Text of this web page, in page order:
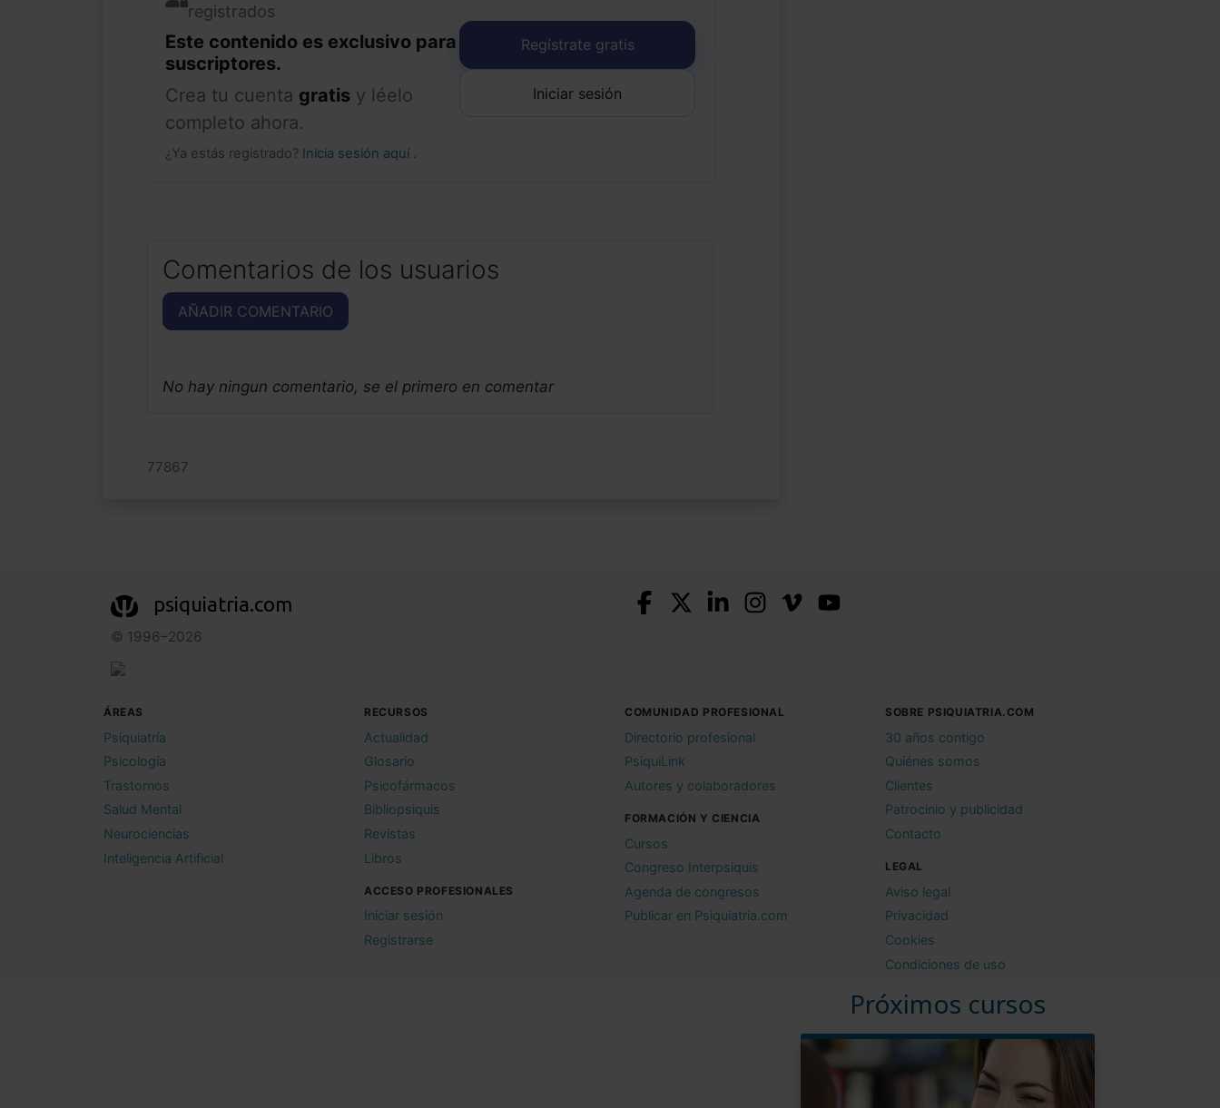
registrados
Este contenido es exclusivo para
suscriptores.
Crea tu cuenta gratis y léelo
completo ahora.
¿Ya estás registrado? Inicia sesión aquí .
Regístrate gratis
Iniciar sesión
Comentarios de los usuarios
AÑADIR COMENTARIO
No hay ningun comentario, se el primero en comentar
77867
Próximos cursos
psiquiatria.com
© 1996–2026
ÁREAS
Psiquiatría
Psicología
Trastornos
Salud Mental
Neurociencias
Inteligencia Artificial
RECURSOS
Actualidad
Glosario
Psicofármacos
Bibliopsiquis
Revistas
Libros
ACCESO PROFESIONALES
Iniciar sesión
Registrarse
COMUNIDAD PROFESIONAL
Directorio profesional
PsiquiLink
Autores y colaboradores
FORMACIÓN Y CIENCIA
Cursos
Congreso Interpsiquis
Agenda de congresos
Publicar en Psiquiatria.com
SOBRE PSIQUIATRIA.COM
30 años contigo
Quiénes somos
Clientes
Patrocinio y publicidad
Contacto
LEGAL
Aviso legal
Privacidad
Cookies
Condiciones de uso